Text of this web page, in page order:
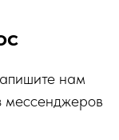
нам
мессенджеров